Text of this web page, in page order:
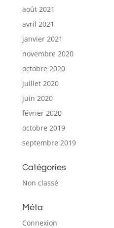
août 2021
avril 2021
janvier 2021
novembre 2020
octobre 2020
juillet 2020
juin 2020
février 2020
octobre 2019
septembre 2019
Catégories
Non classé
Méta
Connexion